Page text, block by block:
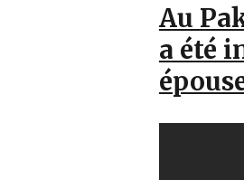
Au
a été